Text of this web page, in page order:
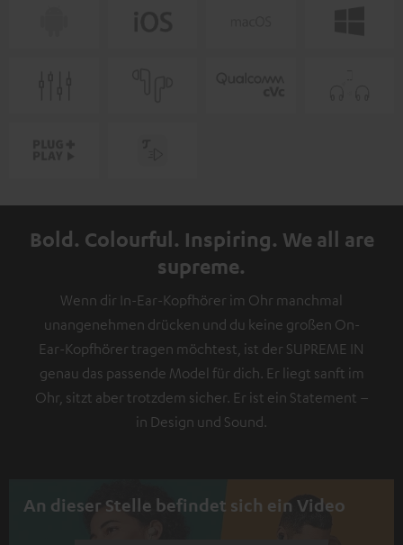
Bold. Colourful. Inspiring. We all are
supreme.
Wenn dir In-Ear-Kopfhörer im Ohr manchmal
unangenehmen drücken und du keine großen On-
Ear-Kopfhörer tragen möchtest, ist der SUPREME IN
genau das passende Model für dich. Er liegt sanft im
Ohr, sitzt aber trotzdem sicher. Er ist ein Statement –
in Design und Sound.
An dieser Stelle befindet sich ein Video